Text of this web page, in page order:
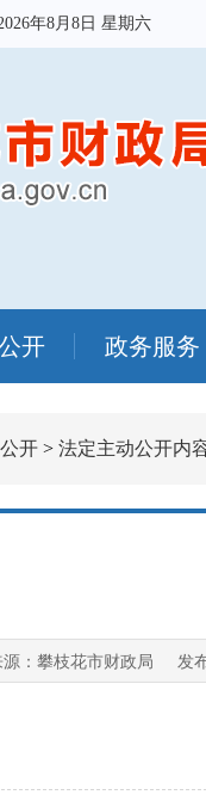
年8月8日 星期六
开 政务服务
开 > 法定主动公开内
： 攀枝花市财政局 发布